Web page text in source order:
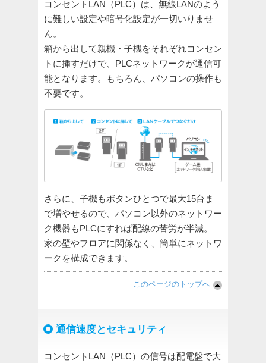
コンセントLAN（PLC）は、無線LANのよう
に難しい設定や暗号化設定が一切いりませ
ん。
箱から出して親機・子機をそれぞれコンセン
トに挿すだけで、PLCネットワークが通信可
能となります。もちろん、パソコンの操作も
不要です。
さらに、子機もボタンひとつで最大15台ま
で増やせるので、パソコン以外のネットワー
ク機器もPLCにすれば配線の苦労が半減。
家の壁やフロアに関係なく、簡単にネットワ
ークを構成できます。
このページのトップへ
通信速度とセキュリティ
コンセントLAN（PLC）の信号は配電盤で大